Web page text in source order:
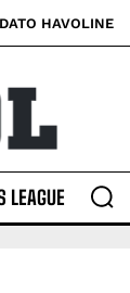
DATO HAVOLINE
LEAGUE